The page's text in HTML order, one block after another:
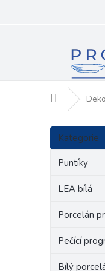
obsah
Domů
P
s
Přeskočit
kategorie
Kategorie
Puntíky
LEA bílá
Porcelán
Pečící
Bílý